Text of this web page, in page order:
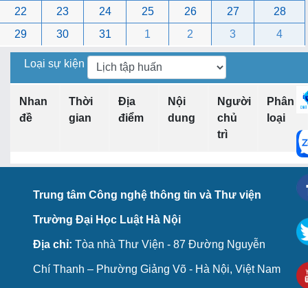
22
23 24 25 26 27
28
29
30 31 1 2 3 4
Loại sự kiện
Nhan
đề
Thời
gian
Địa
điểm
Nội
dung
Người
chủ
trì
Phân
loại
Trung tâm Công nghệ thông tin và Thư viện
Trường Đại Học Luật Hà Nội
Địa chỉ: Tòa nhà Thư Viện - 87 Đường Nguyễn
Chí Thanh – Phường Giảng Võ - Hà Nội, Việt Nam